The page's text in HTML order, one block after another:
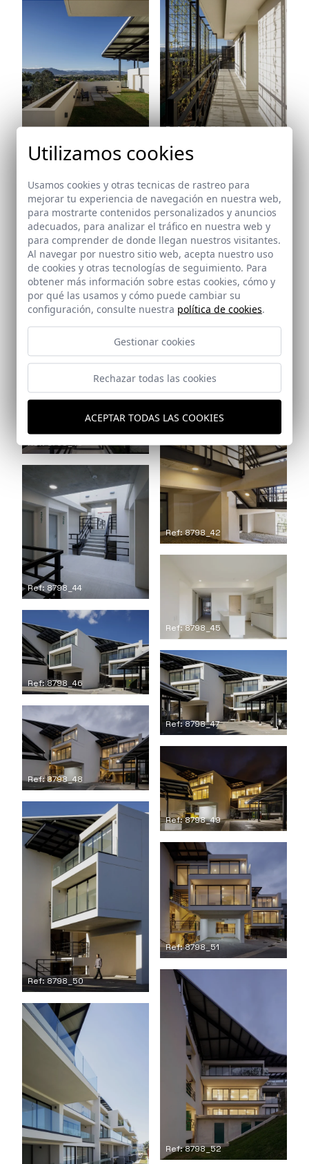
Ref: 8798_38
Ref: 8798_39
Ref: 8798_42
Ref: 8798_43
Ref: 8798_44
Ref: 8798_45
Ref: 8798_46
Ref: 8798_47
Ref: 8798_48
Ref: 8798_49
Ref: 8798_50
Ref: 8798_51
Ref: 8798_52
Utilizamos cookies
Usamos cookies y otras tecnicas de rastreo para
mejorar tu experiencia de navegación en nuestra web,
para mostrarte contenidos personalizados y anuncios
adecuados, para analizar el tráfico en nuestra web y
para comprender de donde llegan nuestros visitantes.
Al navegar por nuestro sitio web, acepta nuestro uso
de cookies y otras tecnologías de seguimiento. Para
obtener más información sobre estas cookies, cómo y
por qué las usamos y cómo puede cambiar su
configuración, consulte nuestra política de cookies.
Gestionar cookies
Rechazar todas las cookies
ACEPTAR TODAS LAS COOKIES